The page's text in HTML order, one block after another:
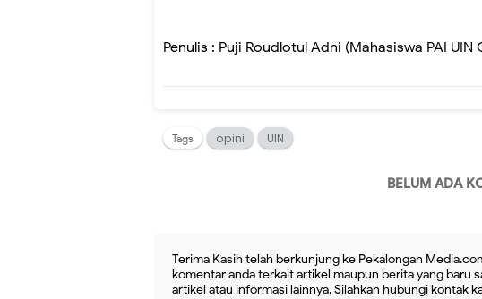
Penulis : Puji Roudlotul Adni (Mahasiswa PAI UIN
Tags opini UIN
BELUM ADA
Terima Kasih telah berkunjung ke Pekalongan
komentar anda terkait artikel maupun berita yang baru
artikel atau informasi lainnya. Silahkan hubungi kontak